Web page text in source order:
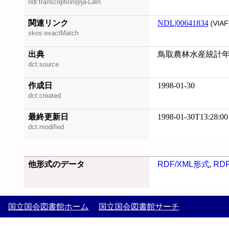
ndl:transcription@ja-Latn
関連リンク
skos:exactMatch
NDL|00641834
出典
dct:source
鳥取農林水産統計
作成日
dct:created
1998-01-30
最終更新日
dct:modified
1998-01-30T13:28:00
他形式のデータ RDF/XML形式,
国立国会図書館ホーム 国立国会図書館サーチ